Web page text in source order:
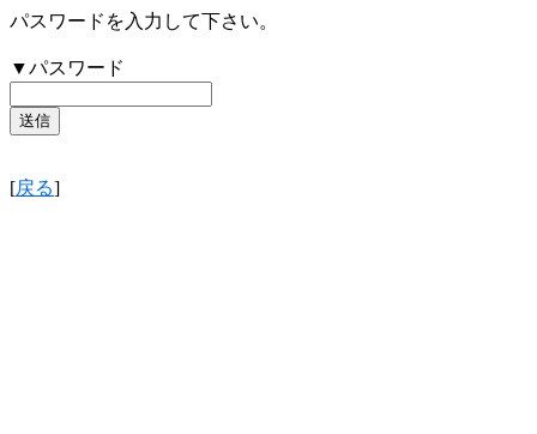
パスワードを入力して下さい。
▼パスワード
[戻る]